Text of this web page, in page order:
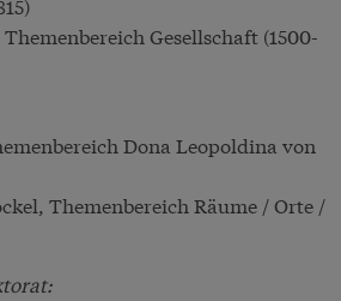
Gesellschaft (1500-
Dona Leopoldina von
Themenbereich Räume / Orte /